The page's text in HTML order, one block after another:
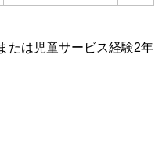
たは児童サービス経験2年